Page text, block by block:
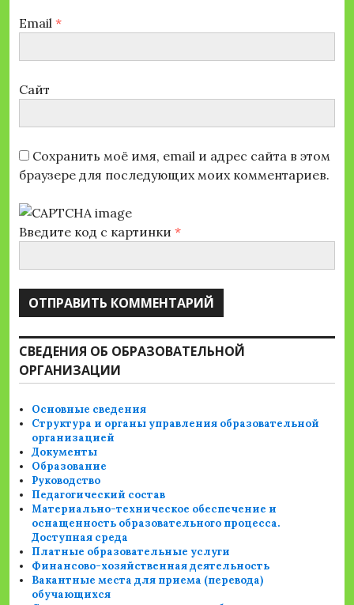
Email *
Сайт
Сохранить моё имя, email и адрес сайта в этом
браузере для последующих моих комментариев.
Введите код с картинки *
СВЕДЕНИЯ ОБ ОБРАЗОВАТЕЛЬНОЙ
ОРГАНИЗАЦИИ
Основные сведения
Структура и органы управления образовательной
организацией
Документы
Образование
Руководство
Педагогический состав
Материально-техническое обеспечение и
оснащенность образовательного процесса.
Доступная среда
Платные образовательные услуги
Финансово-хозяйственная деятельность
Вакантные места для приема (перевода)
обучающихся